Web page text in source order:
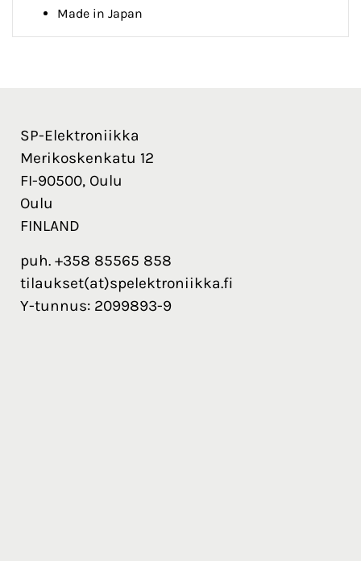
Made in Japan
SP-Elektroniikka
Merikoskenkatu 12
FI-90500, Oulu
Oulu
FINLAND
puh. +358 85565 858
tilaukset(at)spelektroniikka.fi
Y-tunnus: 2099893-9